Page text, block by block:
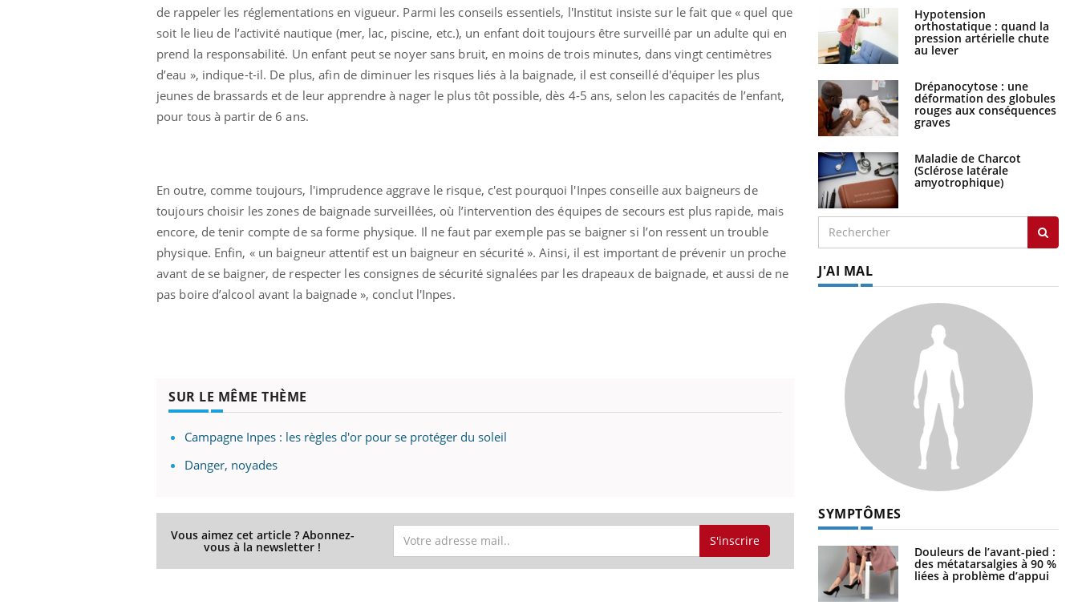
de rappeler les réglementations en vigueur. Parmi les conseils essentiels, l'Institut insiste sur le fait que « quel que
soit le lieu de l’activité nautique (mer, lac, piscine, etc.), un enfant doit toujours être surveillé par un adulte qui en
prend la responsabilité. Un enfant peut se noyer sans bruit, en moins de trois minutes, dans vingt centimètres
d’eau », indique-t-il. De plus, afin de diminuer les risques liés à la baignade, il est conseillé d'équiper les plus
jeunes de brassards et de leur apprendre à nager le plus tôt possible, dès 4-5 ans, selon les capacités de l’enfant,
pour tous à partir de 6 ans.
En outre, comme toujours, l'imprudence aggrave le risque, c'est pourquoi l'Inpes conseille aux baigneurs de
toujours choisir les zones de baignade surveillées, où l’intervention des équipes de secours est plus rapide, mais
encore, de tenir compte de sa forme physique. Il ne faut par exemple pas se baigner si l’on ressent un trouble
physique. Enfin, « un baigneur attentif est un baigneur en sécurité ». Ainsi, il est important de prévenir un proche
avant de se baigner, de respecter les consignes de sécurité signalées par les drapeaux de baignade, et aussi de ne
pas boire d’alcool avant la baignade », conclut l'Inpes.
SUR LE MÊME THÈME
Campagne Inpes : les règles d'or pour se protéger du soleil
Danger, noyades
Vous aimez cet article ? Abonnez-
vous à la newsletter ! S'inscrire
Hypotension
orthostatique : quand la
pression artérielle chute
au lever
Drépanocytose : une
déformation des globules
rouges aux conséquences
graves
Maladie de Charcot
(Sclérose latérale
amyotrophique)
J'AI MAL
SYMPTÔMES
Douleurs de l’avant-pied :
des métatarsalgies à 90 %
liées à problème d’appui